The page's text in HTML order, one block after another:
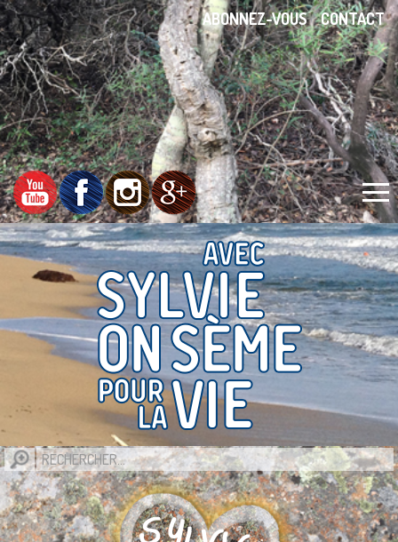
ABONNEZ-VOUS CONTACT